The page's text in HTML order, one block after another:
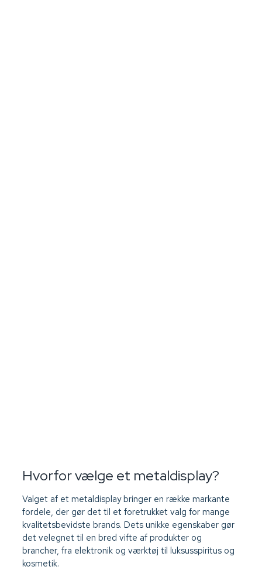
Hvorfor vælge et metaldisplay?
Valget af et metaldisplay bringer en række markante
fordele, der gør det til et foretrukket valg for mange
kvalitetsbevidste brands. Dets unikke egenskaber gør
det velegnet til en bred vifte af produkter og
brancher, fra elektronik og værktøj til luksusspiritus og
kosmetik.